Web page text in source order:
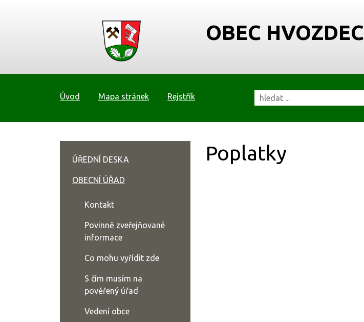
OBEC HVOZDEC
Úvod Mapa stránek Rejstřík
Poplatky
ÚŘEDNÍ DESKA
OBECNÍ ÚŘAD
Kontakt
Povinně zveřejňované
informace
Co mohu vyřídit zde
S čím musím na
pověřený úřad
Vedení obce